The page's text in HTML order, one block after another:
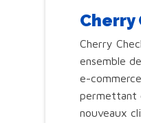
Cherry
Cherry
ensemble
e-
permettant
nouveaux